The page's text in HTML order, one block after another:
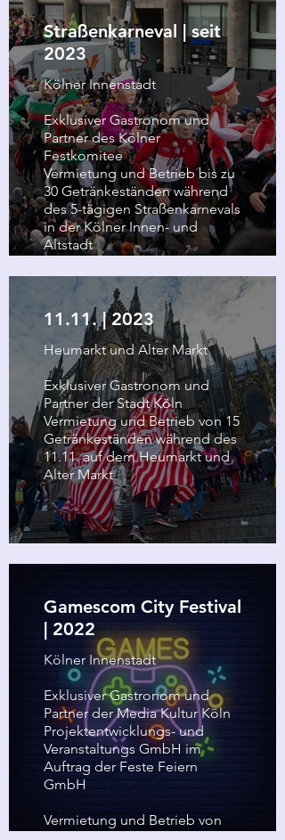
Straßenkarneval | seit
2023
Kölner Innenstadt
Exklusiver Gastronom und
Partner des Kölner
Festkomitee
Vermietung und Betrieb bis zu
30 Getränkeständen während
des 5-tägigen Straßenkarnevals
in der Kölner Innen- und
Altstadt
11.11. | 2023
Heumarkt und Alter Markt
Exklusiver Gastronom und
Partner der Stadt Köln
Vermietung und Betrieb von 15
Getränkeständen während des
11.11. auf dem Heumarkt und
Alter Markt
Gamescom City Festival
| 2022
Kölner Innenstadt
Exklusiver Gastronom und
Partner der Media Kultur Köln
Projektentwicklungs- und
Veranstaltungs GmbH im
Auftrag der Feste Feiern
GmbH
Vermietung und Betrieb von